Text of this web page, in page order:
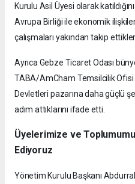
Kurulu Asil Üyesi olarak
Avrupa Birliği ile ekonomik
çalışmaları yakından takip
Ayrıca Gebze Ticaret Odası
TABA/AmCham Temsilcilik
Devletleri pazarına daha güçlü
adım attıklarını ifade etti.
Üyelerimize ve
Ediyoruz
Yönetim Kurulu Başkanı